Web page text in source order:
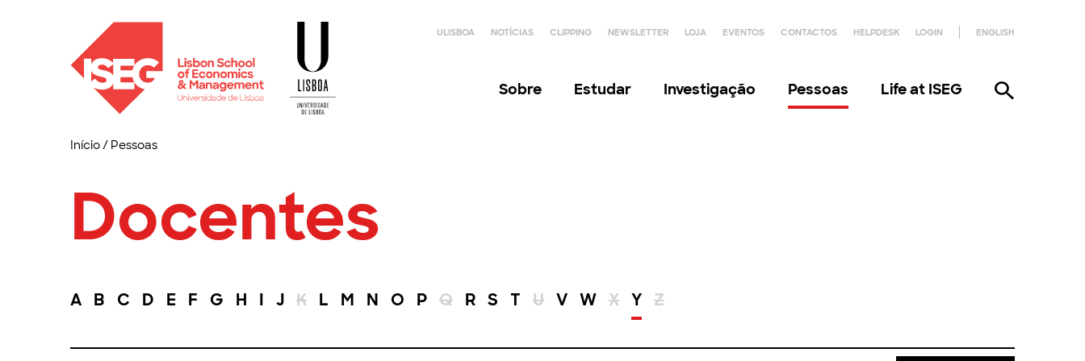
ULISBOA NOTÍCIAS CLIPPING NEWSLETTER LOJA EVENTOS CONTACTOS HELPDESK LOGIN ENGLISH
Sobre Estudar Investigação Pessoas Life at ISEG
Início/ Pessoas
Docentes
A B C D E F G H I J K L M N O P Q R S T U V W X Y Z